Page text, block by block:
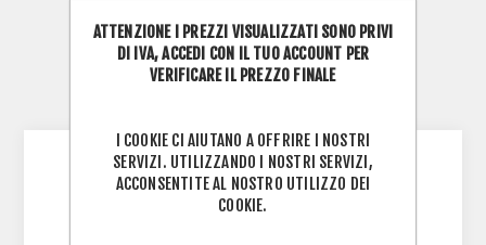
REVIEWS
Il telaio Saturno (piastra) è progettato per il
ATTENZIONE I PREZZI VISUALIZZATI SONO PRIVI
DI IVA, ACCEDI CON IL TUO ACCOUNT PER
VERIFICARE IL PREZZO FINALE
I COOKIE CI AIUTANO A OFFRIRE I NOSTRI
SERVIZI. UTILIZZANDO I NOSTRI SERVIZI,
ACCONSENTITE AL NOSTRO UTILIZZO DEI
COOKIE.